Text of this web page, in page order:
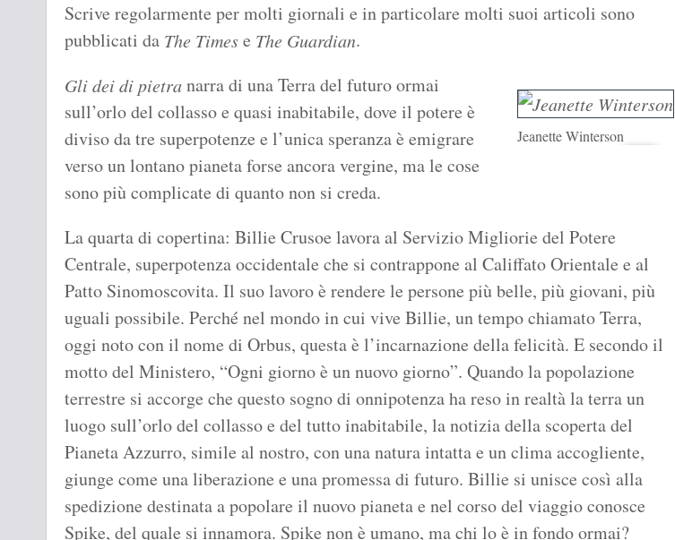
Scrive regolarmente per molti giornali e in particolare molti suoi articoli sono
pubblicati da The Timese The Guardian.
Jeanette Winterson
Gli dei di pietranarra di una Terra del futuro ormai
sull’orlo del collasso e quasi inabitabile, dove il potere è
diviso da tre superpotenze e l’unica speranza è emigrare
verso un lontano pianeta forse ancora vergine, ma le cose
sono più complicate di quanto non si creda.
La quarta di copertina: Billie Crusoe lavora al Servizio Migliorie del Potere
Centrale, superpotenza occidentale che si contrappone al Califfato Orientale e al
Patto Sinomoscovita. Il suo lavoro è rendere le persone più belle, più giovani, più
uguali possibile. Perché nel mondo in cui vive Billie, un tempo chiamato Terra,
oggi noto con il nome di Orbus, questa è l’incarnazione della felicità. E secondo il
motto del Ministero, “Ogni giorno è un nuovo giorno”. Quando la popolazione
terrestre si accorge che questo sogno di onnipotenza ha reso in realtà la terra un
luogo sull’orlo del collasso e del tutto inabitabile, la notizia della scoperta del
Pianeta Azzurro, simile al nostro, con una natura intatta e un clima accogliente,
giunge come una liberazione e una promessa di futuro. Billie si unisce così alla
spedizione destinata a popolare il nuovo pianeta e nel corso del viaggio conosce
Spike, del quale si innamora. Spike non è umano, ma chi lo è in fondo ormai?